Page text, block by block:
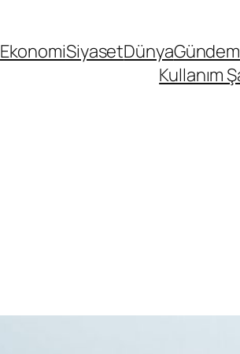
EkonomiSiyasetDünyaGündem
Kullanım